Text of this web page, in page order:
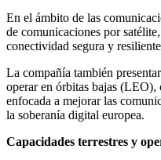
En el ámbito de las
de comunicaciones por
conectividad segura y
La compañía también
operar en órbitas bajas (LEO),
enfocada a mejorar las
la soberanía digital europea.
Capacidades terrestres y